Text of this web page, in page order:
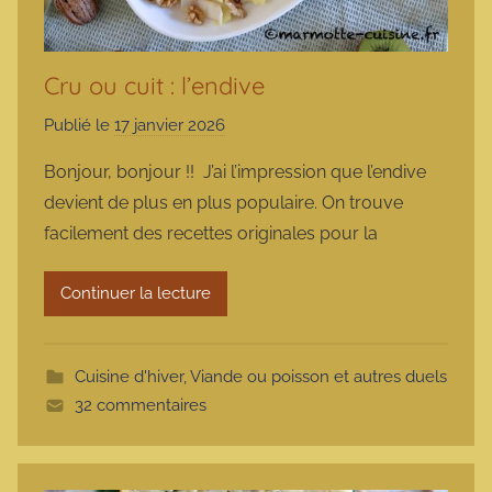
Cru ou cuit : l’endive
Publié le 17 janvier 2026
r
m
a
r
t
Bonjour, bonjour !! J’ai l’impression que l’endive
devient de plus en plus populaire. On trouve
facilement des recettes originales pour la
Continuer la lecture
Cuisine d'hiver,Viande ou poisson et autres duels
32 commentaires